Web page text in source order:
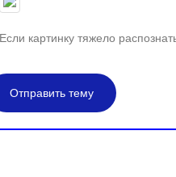
Если картинку тяжело
Отправить тему